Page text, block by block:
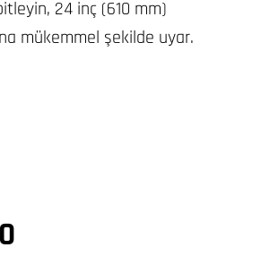
24 inç (610 mm)
mükemmel şekilde uyar.